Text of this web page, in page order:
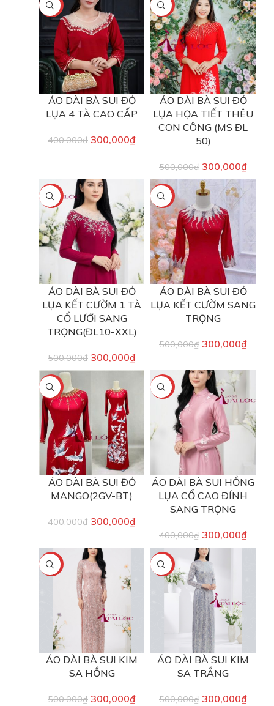
-25%
ÁO DÀI BÀ SUI ĐỎ
LỤA 4 TÀ CAO CẤP
400,000₫ 300,000₫
-40%
ÁO DÀI BÀ SUI ĐỎ
LỤA HỌA TIẾT THÊU
CON CÔNG (MS ĐL
50)
500,000₫ 300,000₫
-40%
ÁO DÀI BÀ SUI ĐỎ
LỤA KẾT CƯỜM 1 TÀ
CỔ LƯỚI SANG
TRỌNG(ĐL10-XXL)
500,000₫ 300,000₫
-40%
ÁO DÀI BÀ SUI ĐỎ
LỤA KẾT CƯỜM SANG
TRỌNG
500,000₫ 300,000₫
-25%
ÁO DÀI BÀ SUI ĐỎ
MANGO(2GV-BT)
400,000₫ 300,000₫
-25%
ÁO DÀI BÀ SUI HỒNG
LỤA CỔ CAO ĐÍNH
SANG TRỌNG
400,000₫ 300,000₫
-40%
ÁO DÀI BÀ SUI KIM
SA HỒNG
500,000₫ 300,000₫
-40%
ÁO DÀI BÀ SUI KIM
SA TRẮNG
500,000₫ 300,000₫